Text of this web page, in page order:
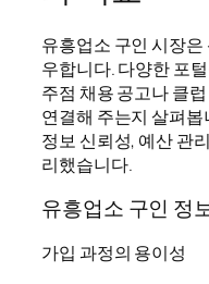
유흥업소 구인 시장
우합니다. 다양한 포
주점 채용 공고나 클
연결해 주는지 살펴
정보 신뢰성, 예산 관
리했습니다.
유흥업소 구인 정
가입 과정의 용이성